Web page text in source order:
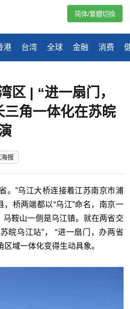
港 台湾 全球 金融 消费
简体/繁體切換
区 | “进一扇门，
三角一体化在苏皖
报
。”乌江大桥连接着江苏南京市浦
，桥两端都以“乌江”命名，南京一
鞍山一侧是乌江镇。就在两省交
皖乌江站”， “进一扇门，办两省
区域一体化变得生动具象。